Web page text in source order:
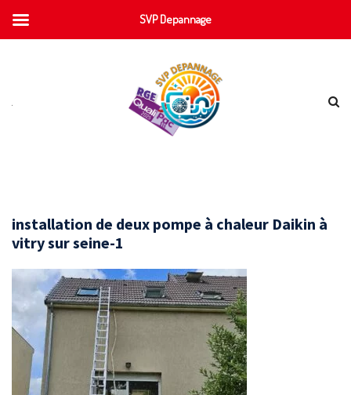
installation de deux pompe à chaleur Daikin à
vitry sur seine-1
SVP Depannage